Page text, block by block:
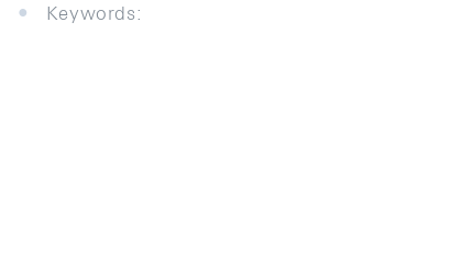
Keywords: